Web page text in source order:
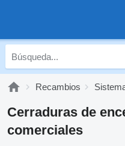
Recambios
Cerraduras de
comerciales